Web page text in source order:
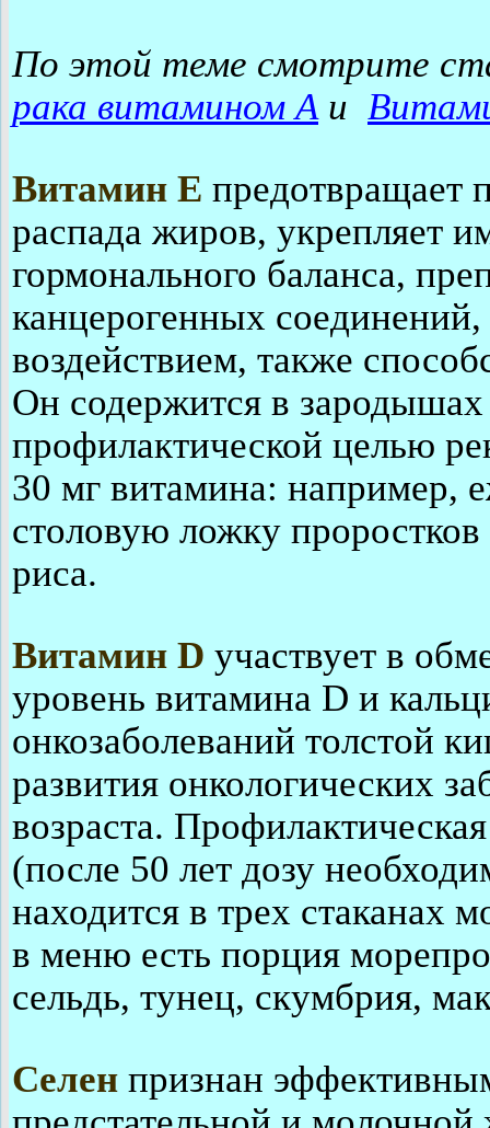
По этой теме смотрите
рака витамином А и
Витамин Е предотвращает
распада жиров, укрепляет
гормонального баланса,
канцерогенных
воздействием, также
Он содержится в
профилактической целью
30 мг витамина: например,
столовую ложку
риса.
Витамин D участвует в
уровень витамина D и
онкозаболеваний толстой
развития онкологических
возраста.
(после 50 лет дозу
находится в трех стаканах
в меню есть порция
сельдь, тунец, скумбрия,
Селен признан